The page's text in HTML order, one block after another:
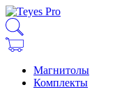
Магнитолы
Комплекты